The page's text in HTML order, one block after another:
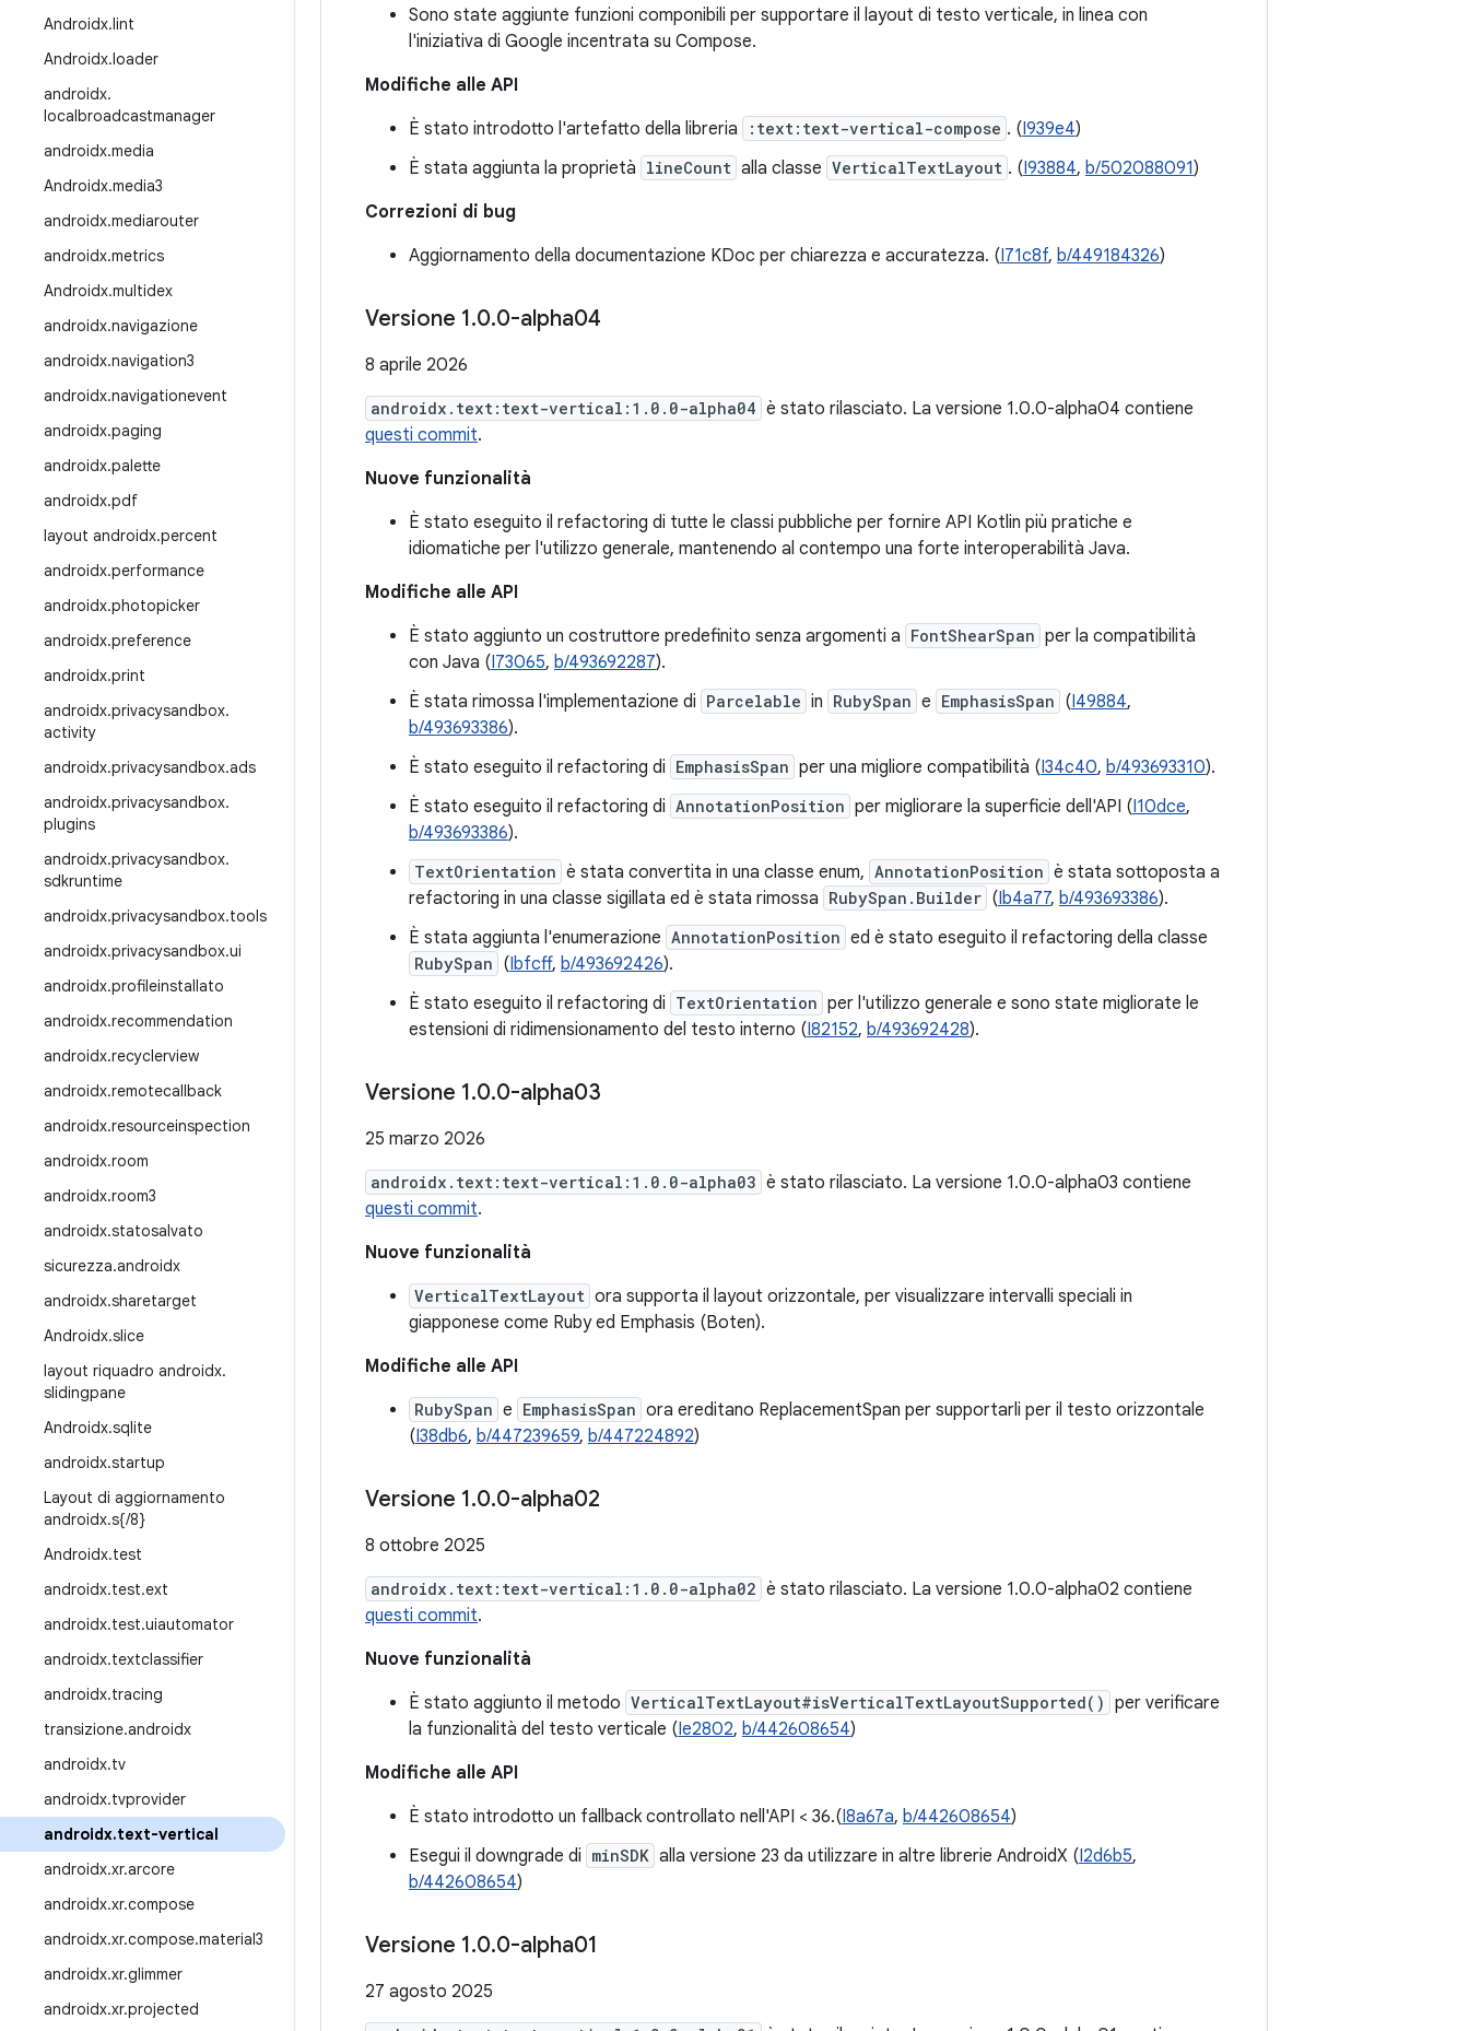
Androidx.lint
Androidx.loader
androidx.
localbroadcastmanager
androidx.media
Androidx.media3
androidx.mediarouter
androidx.metrics
Androidx.multidex
androidx.navigazione
androidx.navigation3
androidx.navigationevent
androidx.paging
androidx.palette
androidx.pdf
layout androidx.percent
androidx.performance
androidx.photopicker
androidx.preference
androidx.print
androidx.privacysandbox.
activity
androidx.privacysandbox.ads
androidx.privacysandbox.
plugins
androidx.privacysandbox.
sdkruntime
androidx.privacysandbox.tools
androidx.privacysandbox.ui
androidx.profileinstallato
androidx.recommendation
androidx.recyclerview
androidx.remotecallback
androidx.resourceinspection
androidx.room
androidx.room3
androidx.statosalvato
sicurezza.androidx
androidx.sharetarget
Androidx.slice
layout riquadro androidx.
slidingpane
Androidx.sqlite
androidx.startup
Layout di aggiornamento
androidx.s{/8}
Androidx.test
androidx.test.ext
androidx.test.uiautomator
androidx.textclassifier
androidx.tracing
transizione.androidx
androidx.tv
androidx.tvprovider
androidx.text-vertical
androidx.xr.arcore
androidx.xr.compose
androidx.xr.compose.material3
androidx.xr.glimmer
androidx.xr.projected
Sono state aggiunte funzioni componibili per supportare il layout di testo verticale, in linea con
l'iniziativa di Google incentrata su Compose.
Modifiche alle API
È stato introdotto l'artefatto della libreria
:text:text-vertical-compose . (I939e4)
È stata aggiunta la proprietà lineCount alla classe VerticalTextLayout . (I93884, b/502088091)
Correzioni di bug
Aggiornamento della documentazione KDoc per chiarezza e accuratezza. (I71c8f, b/449184326)
Versione 1.0.0-alpha04
8 aprile 2026
androidx.text:text-vertical:1.0.0-alpha04 è stato rilasciato. La versione 1.0.0-alpha04 contiene
questi commit.
Nuove funzionalità
È stato eseguito il refactoring di tutte le classi pubbliche per fornire API Kotlin più pratiche e
idiomatiche per l'utilizzo generale, mantenendo al contempo una forte interoperabilità Java.
Modifiche alle API
È stato aggiunto un costruttore predefinito senza argomenti a FontShearSpan per la compatibilità
con Java (I73065, b/493692287).
È stata rimossa l'implementazione di Parcelable in RubySpan e EmphasisSpan (I49884,
b/493693386).
È stato eseguito il refactoring di EmphasisSpan per una migliore compatibilità (I34c40, b/493693310).
È stato eseguito il refactoring di AnnotationPosition per migliorare la superficie dell'API (I10dce,
b/493693386).
TextOrientation è stata convertita in una classe enum, AnnotationPosition è stata sottoposta a
refactoring in una classe sigillata ed è stata rimossa RubySpan.Builder (Ib4a77, b/493693386).
È stata aggiunta l'enumerazione AnnotationPosition ed è stato eseguito il refactoring della classe
RubySpan (Ibfcff, b/493692426).
È stato eseguito il refactoring di TextOrientation per l'utilizzo generale e sono state migliorate le
estensioni di ridimensionamento del testo interno (I82152, b/493692428).
Versione 1.0.0-alpha03
25 marzo 2026
androidx.text:text-vertical:1.0.0-alpha03 è stato rilasciato. La versione 1.0.0-alpha03 contiene
questi commit.
Nuove funzionalità
VerticalTextLayout ora supporta il layout orizzontale, per visualizzare intervalli speciali in
giapponese come Ruby ed Emphasis (Boten).
Modifiche alle API
RubySpan e EmphasisSpan ora ereditano ReplacementSpan per supportarli per il testo orizzontale
(I38db6, b/447239659, b/447224892)
Versione 1.0.0-alpha02
8 ottobre 2025
androidx.text:text-vertical:1.0.0-alpha02 è stato rilasciato. La versione 1.0.0-alpha02 contiene
questi commit.
Nuove funzionalità
È stato aggiunto il metodo VerticalTextLayout#isVerticalTextLayoutSupported() per verificare
la funzionalità del testo verticale (Ie2802, b/442608654)
Modifiche alle API
È stato introdotto un fallback controllato nell'API < 36.(I8a67a, b/442608654)
Esegui il downgrade di minSDK alla versione 23 da utilizzare in altre librerie AndroidX (I2d6b5,
b/442608654)
Versione 1.0.0-alpha01
27 agosto 2025